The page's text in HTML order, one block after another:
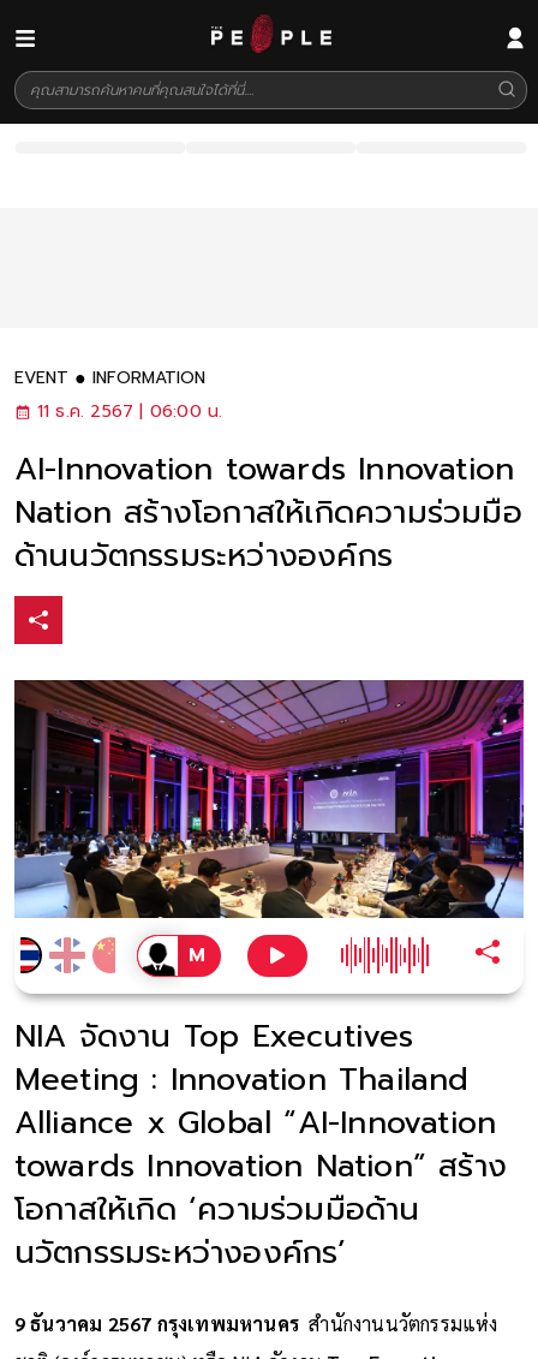
EVENT
INFORMATION
11 ธ.ค. 2567 | 06:00 น.
AI-Innovation towards Innovation
Nation สร้างโอกาสให้เกิดความร่วมมือ
ด้านนวัตกรรมระหว่างองค์กร
NIA จัดงาน Top Executives
Meeting : Innovation Thailand
Alliance x Global “AI-Innovation
towards Innovation Nation” สร้าง
โอกาสให้เกิด ‘ความร่วมมือด้าน
นวัตกรรมระหว่างองค์กร’
9 ธันวาคม 2567 กรุงเทพมหานคร สำนักงานนวัตกรรมแห่ง